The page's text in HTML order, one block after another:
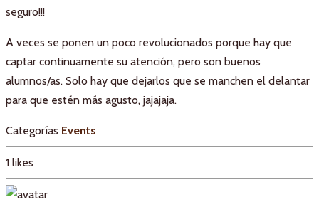
seguro!!!
A veces se ponen un poco revolucionados porque hay que
captar continuamente su atención, pero son buenos
alumnos/as. Solo hay que dejarlos que se manchen el delantar
para que estén más agusto, jajajaja.
Categorías Events
1 likes